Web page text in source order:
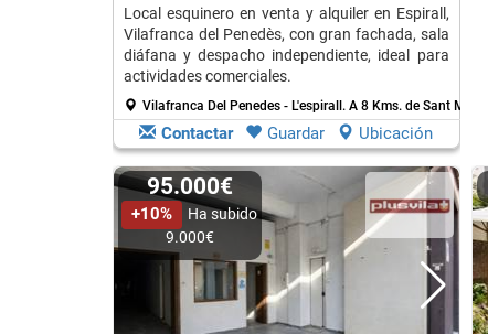
Local esquinero en venta y alquiler en Espirall,
Vilafranca del Penedès, con gran fachada, sala
diáfana y despacho independiente, ideal para
actividades comerciales.
Vilafranca Del Penedes - L'espirall. A 8 Kms. de Sant Marti
Contactar Guardar Ubicación
95.000€
+10%
Ha subido
9.000€